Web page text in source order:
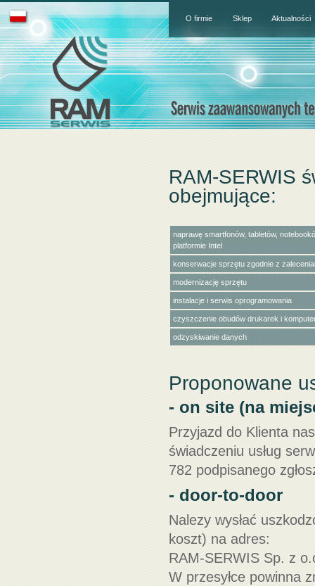
O firmie Sklep Aktualności
RAM-SERWIS
obejmujące:
naprawę smartfonów, tabletów,
platformie Intel
konserwacje sprzętu zgodnie z
modernizację sprzętu
instalacje i serwis oprogramowania
czyszczenie obudów drukarek i
odzyskiwanie danych
Proponowane
- on site (na
Przyjazd do Klienta
świadczeniu usług
782 podpisanego
- door-to-door
Nalezy wysłać
koszt) na adres:
RAM-SERWIS Sp. z
W przesyłce powinna